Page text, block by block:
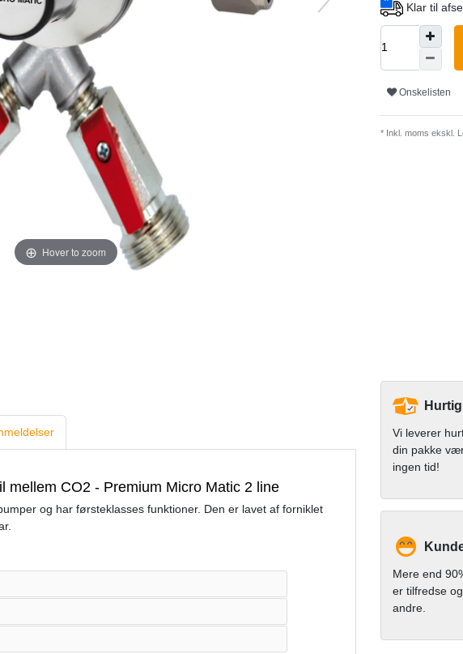
Hover to zoom
Klar til
Onskelisten
* Inkl. moms ekskl.
mellem CO2 - Premium Micro Matic 2 line
og har førsteklasses funktioner. Den er lavet af forniklet
Vi leverer
din pakke
ingen tid!
Mere end
er tilfredse
andre.